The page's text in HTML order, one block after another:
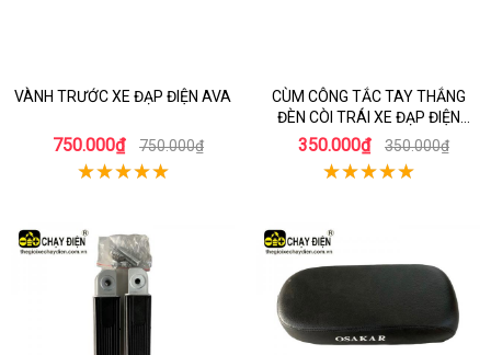
VÀNH TRƯỚC XE ĐẠP ĐIỆN AVA
750.000₫ 750.000₫
CÙM CÔNG TẮC TAY THẮNG
ĐÈN CÒI TRÁI XE ĐẠP ĐIỆN
KAISER IMPERIA
350.000₫ 350.000₫